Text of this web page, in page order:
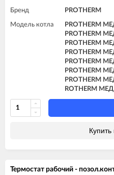
Бренд PROTHERM
Модель котла
PROTHERM
PROTHERM
PROTHERM
PROTHERM
PROTHERM
PROTHERM
PROTHERM
ROTHERM
Купить
Термостат рабочий -